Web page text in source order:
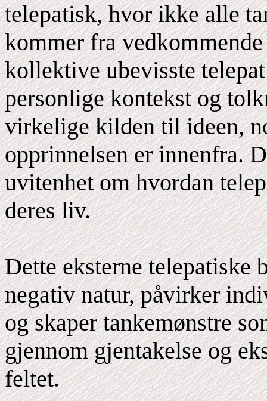
telepatisk, hvor ikke alle
kommer fra
kollektive ubevisste
personlige kontekst og
virkelige kilden til ideen,
opprinnelsen er innenfra.
uvitenhet om hvordan
deres liv.
Dette eksterne telepatiske
negativ natur, påvirker
og skaper tankemønstre
gjennom gjentakelse og
feltet.